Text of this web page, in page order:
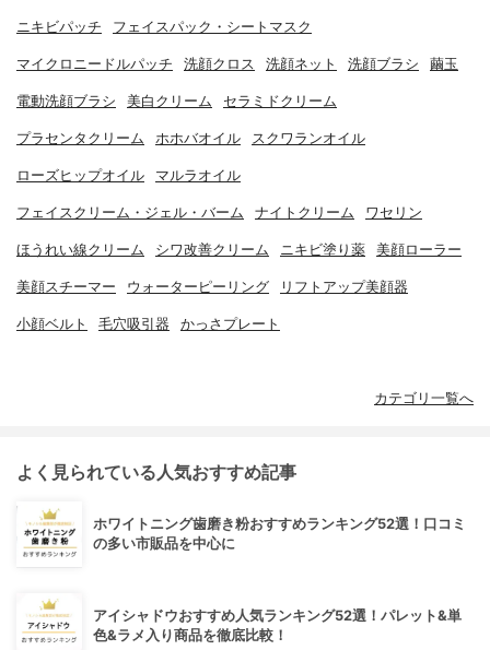
ニキビパッチ フェイスパック・シートマスク
マイクロニードルパッチ 洗顔クロス 洗顔ネット 洗顔ブラシ 繭玉
電動洗顔ブラシ 美白クリーム セラミドクリーム
プラセンタクリーム ホホバオイル スクワランオイル
ローズヒップオイル マルラオイル
フェイスクリーム・ジェル・バーム ナイトクリーム ワセリン
ほうれい線クリーム シワ改善クリーム ニキビ塗り薬 美顔ローラー
美顔スチーマー ウォーターピーリング リフトアップ美顔器
小顔ベルト 毛穴吸引器 かっさプレート
カテゴリ一覧へ
よく見られている人気おすすめ記事
ホワイトニング歯磨き粉おすすめランキング52選！口コミ
の多い市販品を中心に
アイシャドウおすすめ人気ランキング52選！パレット&単
色&ラメ入り商品を徹底比較！